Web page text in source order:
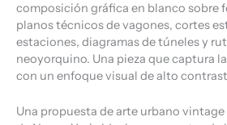
composición gráfica en blanco sobre
planos técnicos de vagones, cortes
estaciones, diagramas de túneles y
neoyorquino. Una pieza que captura
con un enfoque visual de alto
Una propuesta de arte urbano